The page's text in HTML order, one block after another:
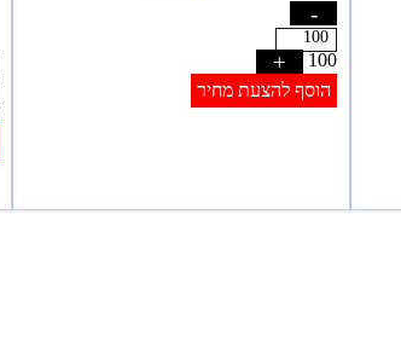
-
100
+
הוסף להצעת מחיר